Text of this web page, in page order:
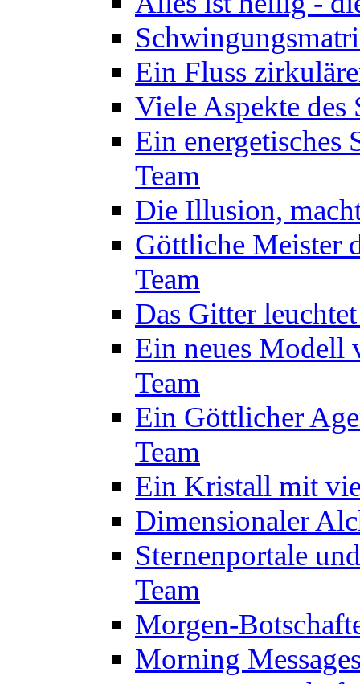
Ein Fluss
Viele Aspekte des
Ein energetisches
Team
Die Illusion,
Göttliche Meister
Team
Das Gitter
Ein neues Modell
Team
Ein Göttlicher
Team
Ein Kristall mit
Dimensionaler
Sternenportale
Team
Morgen-
Morning